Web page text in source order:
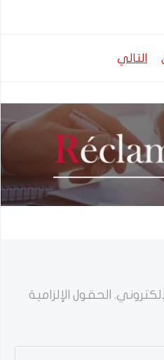
تصفّح
التالي
الحقول الإلزامية